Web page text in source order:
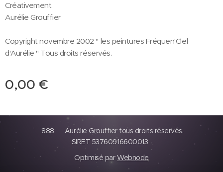
Créativement
Aurélie Grouffier
Copyright novembre 2002 " les peintures Fréquen'Ciel
d'Aurélie " Tous droits réservés.
0,00 €
888 Aurélie Grouffier tous droits réservés.
SIRET 53760916600013
Optimisé parWebnode